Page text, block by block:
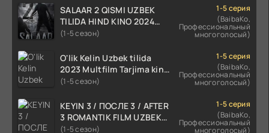
SALAAR 2 QISMI UZBEK
TILIDA HIND KINO 2024
TARJIMA 720p HD Skachat
(1-5 сезон)
1-5 серия
(BaibaKo,
Профессиональный
многоголосый)
O'lik Kelin Uzbek tilida
2023 Multfilm Tarjima kino
skachat
(1-5 сезон)
1-5 серия
(BaibaKo,
Профессиональный
многоголосый)
KEYIN 3 / ПОСЛЕ 3 / AFTER
3 ROMANTIK FILM UZBEK
TILIDA 2021 TARJIMA FILM
(1-5 сезон)
1-5 серия
(BaibaKo,
Профессиональный
многоголосый)